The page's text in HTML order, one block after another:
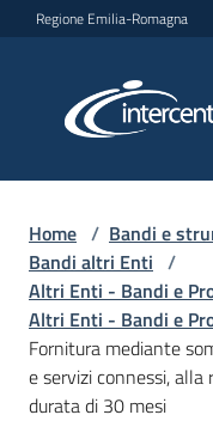
Vai al contenuto
Vai alla navigazione
Vai al footer
Regione Emilia-Romagna
L'Agenzia
Home / Bandi e
Bandi altri Enti /
Altri Enti - Bandi e
Altri Enti - Bandi e
Fornitura mediante
e servizi connessi,
durata di 30 mesi